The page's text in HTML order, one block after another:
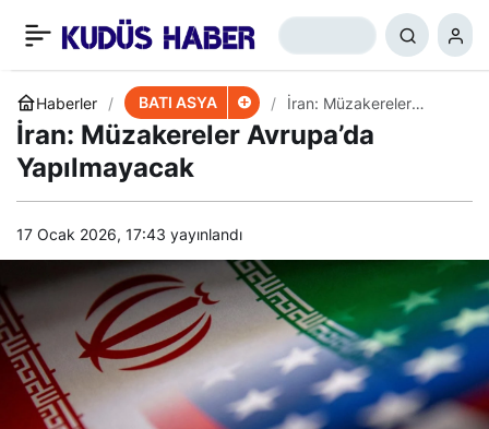
Haberler BATI ASYA
İran: Müzakereler
Avrupa’da Yapılmayacak
İran: Müzakereler Avrupa’da
Yapılmayacak
17 Ocak 2026, 17:43 yayınlandı
Yemen, ABD Savaş
Gemisiyle Savaşa
Hazırlanıyor
+ 0 Paylaş